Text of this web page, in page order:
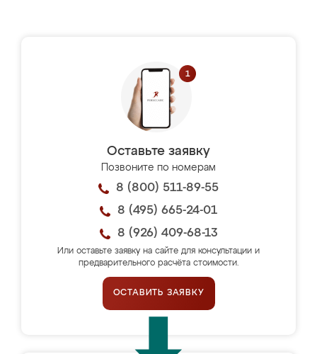
Оставьте заявку
Позвоните по номерам
8 (800) 511-89-55
8 (495) 665-24-01
8 (926) 409-68-13
Или оставьте заявку на сайте для консультации и
предварительного расчёта стоимости.
ОСТАВИТЬ ЗАЯВКУ